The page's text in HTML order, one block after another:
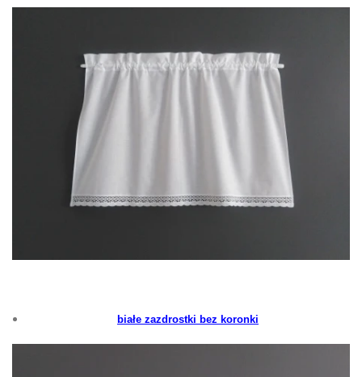
białe zazdrostki bez koronki